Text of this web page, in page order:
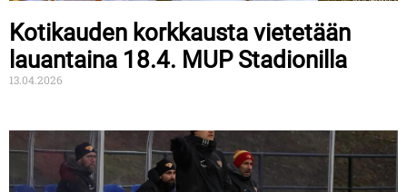
Kotikauden korkkausta vietetään
lauantaina 18.4. MUP Stadionilla
13.04.2026